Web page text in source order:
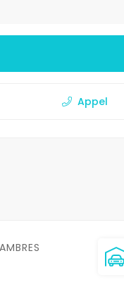
Appel